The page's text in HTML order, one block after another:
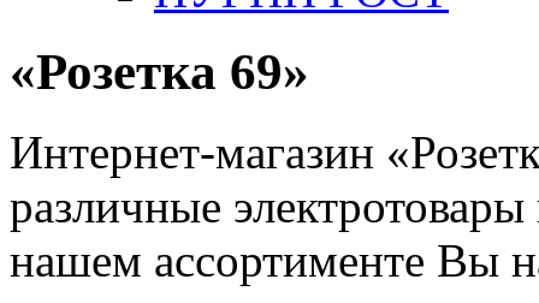
«Розетка 69»
Интернет-магазин
различные
нашем ассортименте Вы